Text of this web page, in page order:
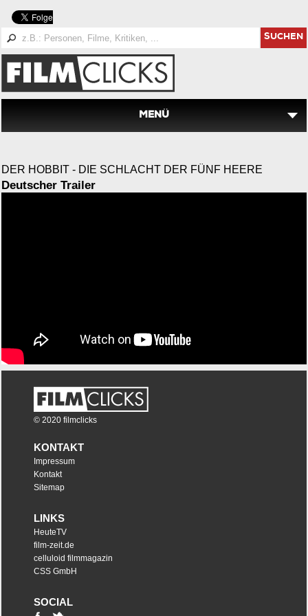
SUCHEN
MENÜ
DER HOBBIT - DIE SCHLACHT DER FÜNF HEERE
Deutscher Trailer
© 2020 filmclicks
KONTAKT
Impressum
Kontakt
Sitemap
LINKS
HeuteTV
film-zeit.de
celluloid filmmagazin
CSS GmbH
SOCIAL